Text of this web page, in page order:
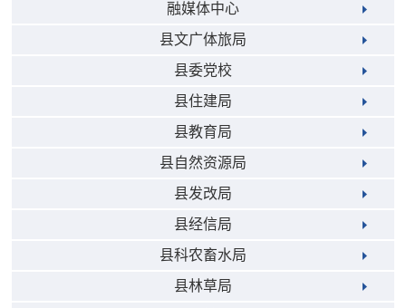
融媒体中心
县文广体旅局
县委党校
县住建局
县教育局
县自然资源局
县发改局
县经信局
县科农畜水局
县林草局